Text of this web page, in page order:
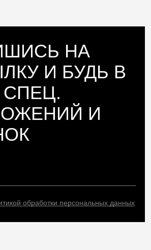
НА
И БУДЬ В
СПЕЦ.
И
обработки персональных данных